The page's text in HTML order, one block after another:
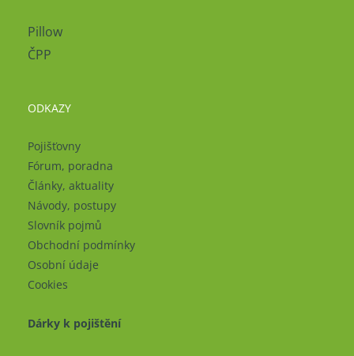
Pillow
ČPP
ODKAZY
Pojišťovny
Fórum, poradna
Články, aktuality
Návody, postupy
Slovník pojmů
Obchodní podmínky
Osobní údaje
Cookies
Dárky k pojištění